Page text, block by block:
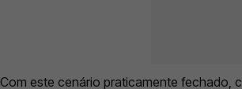
Com este cenário praticamente fechado,